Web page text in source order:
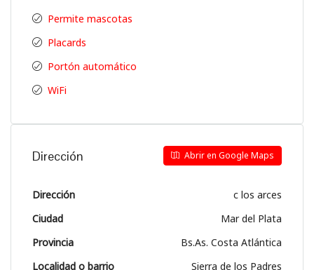
Permite mascotas
Placards
Portón automático
WiFi
Dirección Abrir en Google Maps
Dirección
c los arces
Ciudad
Mar del Plata
Provincia
Bs.As. Costa Atlántica
Localidad o barrio
Sierra de los Padres